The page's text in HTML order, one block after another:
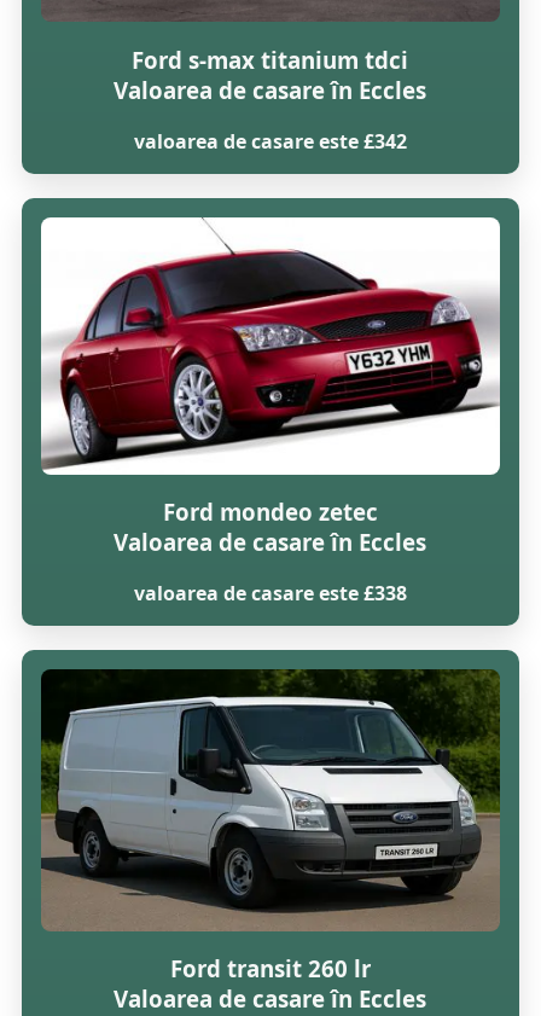
Ford s-max titanium tdci
Valoarea de casare în Eccles
valoarea de casare este £342
Ford mondeo zetec
Valoarea de casare în Eccles
valoarea de casare este £338
Ford transit 260 lr
Valoarea de casare în Eccles